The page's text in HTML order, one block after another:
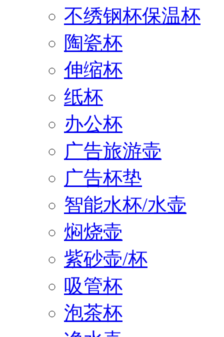
不绣钢杯保温杯
陶瓷杯
伸缩杯
纸杯
办公杯
广告旅游壶
广告杯垫
智能水杯/水壶
焖烧壶
紫砂壶/杯
吸管杯
泡茶杯